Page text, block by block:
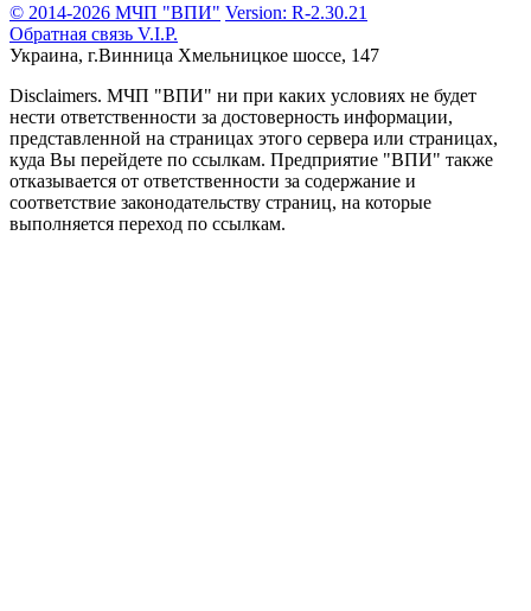
© 2014-2026 МЧП "ВПИ" Version: R-2.30.21
Обратная связь V.I.P.
Украина, г.Винница Хмельницкое шоссе, 147
Disclaimers. МЧП "ВПИ" ни при каких условиях не будет
нести ответственности за достоверность информации,
представленной на страницах этого сервера или страницах,
куда Вы перейдете по ссылкам. Предприятие "ВПИ" также
отказывается от ответственности за содержание и
соответствие законодательству страниц, на которые
выполняется переход по ссылкам.